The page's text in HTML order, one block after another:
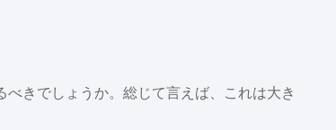
きでしょうか。総じて言えば、これは大き